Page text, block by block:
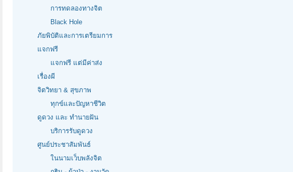
การทดลองทางจิต
Black Hole
ภัยพิบัติและการเตรียมการ
แจกฟรี
แจกฟรี แต่มีค่าส่ง
เรื่องผี
จิตวิทยา & สุขภาพ
ทุกข์และปัญหาชีวิต
ดูดวง และ ทำนายฝัน
บริการรับดูดวง
ศูนย์ประชาสัมพันธ์
ในนามเว็บพลังจิต